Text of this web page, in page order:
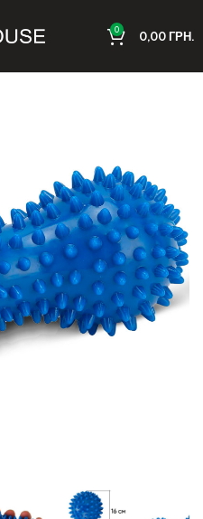
0 0,00ГРН.